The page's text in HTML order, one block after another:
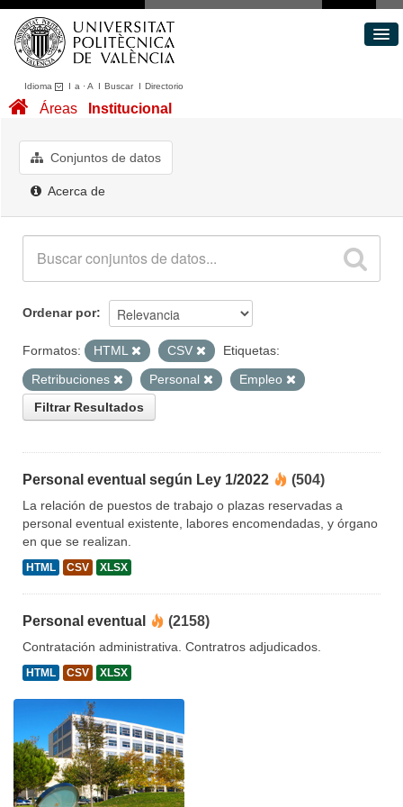
Idioma I a ·A I BuscarI Directorio
Conjuntos de datos
Acerca de
Áreas Institucional
Conjuntos de datos
Acerca de
Ordenar por
Formatos: HTML CSV
Etiquetas:
Retribuciones
Personal
Empleo
Filtrar Resultados
Personal eventual según Ley 1/2022 (504)
La relación de puestos de trabajo o plazas reservadas a
personal eventual existente, labores encomendadas, y órgano
en que se realizan.
HTML CSV XLSX
Personal eventual (2158)
Contratación administrativa. Contratros adjudicados.
HTML CSV XLSX